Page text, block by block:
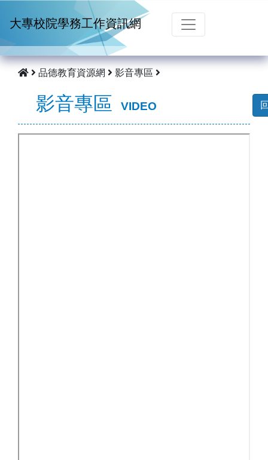
大專校院學務工作資訊網
品德教育資源網 影音專區
影音專區 VIDEO